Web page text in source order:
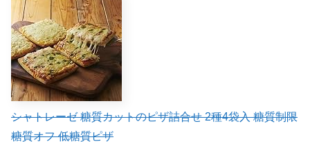
シャトレーゼ 糖質カットのピザ詰合せ 2種4袋入 糖質制限
糖質オフ 低糖質ピザ